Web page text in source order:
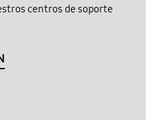
centros de soporte